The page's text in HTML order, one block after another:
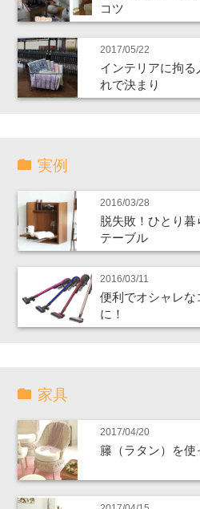
コツ
2017/05/22
インテリアに拘る
れで決まり
実例
2016/03/28
脱失敗！ひとり
テーブル
2016/03/11
便利でオシャレ
に！
家具
2017/04/20
籐（ラタン）を